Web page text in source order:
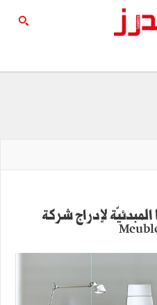
لإدراج شركة